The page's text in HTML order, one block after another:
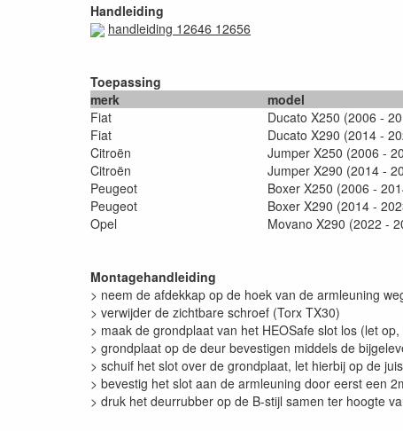
Handleiding
handleiding 12646 12656
Toepassing
merk
model
Fiat
Ducato X250 (2006 -
Fiat
Ducato X290 (2014 -
Citroën
Jumper X250 (2006 -
Citroën
Jumper X290 (2014 -
Peugeot
Boxer X250 (2006 -
Peugeot
Boxer X290 (2014 -
Opel
Movano X290 (2022 -
Montagehandleiding
> neem de afdekkap op de hoek van de armleuning
> verwijder de zichtbare schroef (Torx TX30)
> maak de grondplaat van het HEOSafe slot los (let
> grondplaat op de deur bevestigen middels de
> schuif het slot over de grondplaat, let hierbij op de
> bevestig het slot aan de armleuning door eerst een
> druk het deurrubber op de B-stijl samen ter hoogte